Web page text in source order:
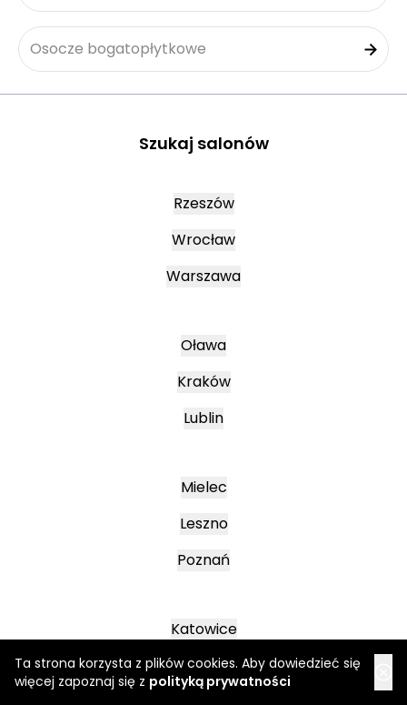
Ta strona korzysta z plików cookies. Aby dowiedzieć się
więcej zapoznaj się z polityką prywatności
Osocze bogatopłytkowe
Szukaj salonów
Rzeszów
Wrocław
Warszawa
Oława
Kraków
Lublin
Mielec
Leszno
Poznań
Katowice
Jasło